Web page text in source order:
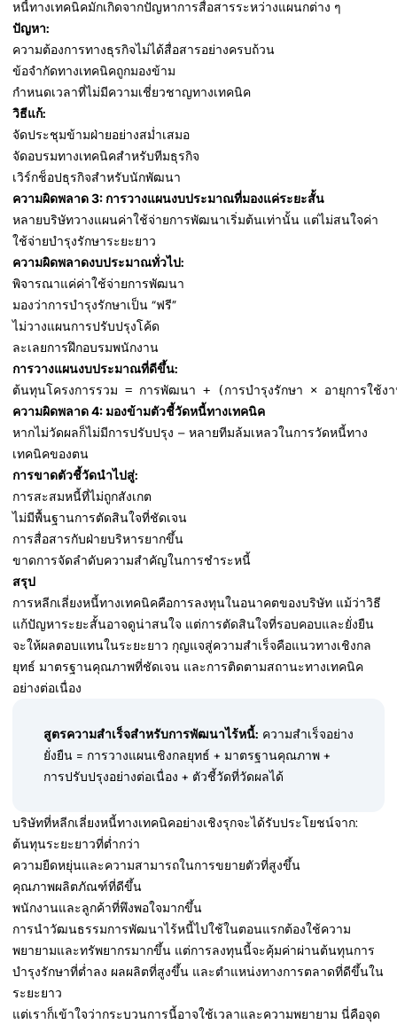
หนี้ทางเทคนิคมักเกิดจากปัญหาการสื่อสารระหว่างแผนกต่าง ๆ
ปัญหา:
ความต้องการทางธุรกิจไม่ได้สื่อสารอย่างครบถ้วน
ข้อจำกัดทางเทคนิคถูกมองข้าม
กำหนดเวลาที่ไม่มีความเชี่ยวชาญทางเทคนิค
วิธีแก้:
จัดประชุมข้ามฝ่ายอย่างสม่ำเสมอ
จัดอบรมทางเทคนิคสำหรับทีมธุรกิจ
เวิร์กช็อปธุรกิจสำหรับนักพัฒนา
ความผิดพลาด 3: การวางแผนงบประมาณที่มองแค่ระยะสั้น
หลายบริษัทวางแผนค่าใช้จ่ายการพัฒนาเริ่มต้นเท่านั้น แต่ไม่สนใจค่า
ใช้จ่ายบำรุงรักษาระยะยาว
ความผิดพลาดงบประมาณทั่วไป:
พิจารณาแค่ค่าใช้จ่ายการพัฒนา
มองว่าการบำรุงรักษาเป็น “ฟรี”
ไม่วางแผนการปรับปรุงโค้ด
ละเลยการฝึกอบรมพนักงาน
การวางแผนงบประมาณที่ดีขึ้น:
ต้นทุนโครงการรวม = การพัฒนา + (การบำรุงรักษา × อายุการใช้
ความผิดพลาด 4: มองข้ามตัวชี้วัดหนี้ทางเทคนิค
หากไม่วัดผลก็ไม่มีการปรับปรุง – หลายทีมล้มเหลวในการวัดหนี้ทาง
เทคนิคของตน
การขาดตัวชี้วัดนำไปสู่:
การสะสมหนี้ที่ไม่ถูกสังเกต
ไม่มีพื้นฐานการตัดสินใจที่ชัดเจน
การสื่อสารกับฝ่ายบริหารยากขึ้น
ขาดการจัดลำดับความสำคัญในการชำระหนี้
สรุป
การหลีกเลี่ยงหนี้ทางเทคนิคคือการลงทุนในอนาคตของบริษัท แม้ว่าวิธี
แก้ปัญหาระยะสั้นอาจดูน่าสนใจ แต่การตัดสินใจที่รอบคอบและยั่งยืน
จะให้ผลตอบแทนในระยะยาว กุญแจสู่ความสำเร็จคือแนวทางเชิงกล
ยุทธ์ มาตรฐานคุณภาพที่ชัดเจน และการติดตามสถานะทางเทคนิค
อย่างต่อเนื่อง
สูตรความสำเร็จสำหรับการพัฒนาไร้หนี้: ความสำเร็จอย่าง
ยั่งยืน = การวางแผนเชิงกลยุทธ์ + มาตรฐานคุณภาพ +
การปรับปรุงอย่างต่อเนื่อง + ตัวชี้วัดที่วัดผลได้
บริษัทที่หลีกเลี่ยงหนี้ทางเทคนิคอย่างเชิงรุกจะได้รับประโยชน์จาก:
ต้นทุนระยะยาวที่ต่ำกว่า
ความยืดหยุ่นและความสามารถในการขยายตัวที่สูงขึ้น
คุณภาพผลิตภัณฑ์ที่ดีขึ้น
พนักงานและลูกค้าที่พึงพอใจมากขึ้น
การนำวัฒนธรรมการพัฒนาไร้หนี้ไปใช้ในตอนแรกต้องใช้ความ
พยายามและทรัพยากรมากขึ้น แต่การลงทุนนี้จะคุ้มค่าผ่านต้นทุนการ
บำรุงรักษาที่ต่ำลง ผลผลิตที่สูงขึ้น และตำแหน่งทางการตลาดที่ดีขึ้นใน
ระยะยาว
แต่เราก็เข้าใจว่ากระบวนการนี้อาจใช้เวลาและความพยายาม นี่คือจุด